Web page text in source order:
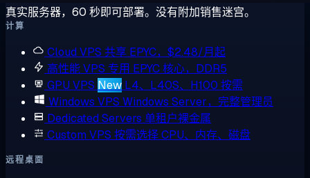
真实服务器，60 秒即可部署。没有附加销售迷宫。
计算
Cloud VPS 共享 EPYC，$2.48/月起
高性能 VPS 专用 EPYC 核心，DDR5
GPU VPS New L4、L40S、H100 按需
Windows VPS Windows Server，完整管理员
Dedicated Servers 单租户裸金属
Custom VPS 按需选择 CPU、内存、磁盘
远程桌面